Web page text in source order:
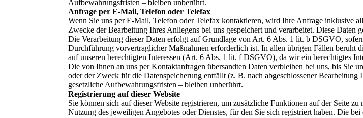
Aufbewahrungsfristen – bleiben unberührt.
Anfrage per E-Mail, Telefon oder Telefax
Wenn Sie uns per E-Mail, Telefon oder Telefax kontaktieren, wird Ihre Anfrage inklusive
Zwecke der Bearbeitung Ihres Anliegens bei uns gespeichert und verarbeitet. Diese
Die Verarbeitung dieser Daten erfolgt auf Grundlage von Art. 6 Abs. 1 lit. b DSGVO,
Durchführung vorvertraglicher Maßnahmen erforderlich ist. In allen übrigen Fällen
auf unseren berechtigten Interessen (Art. 6 Abs. 1 lit. f DSGVO), da wir ein berechtigtes
Die von Ihnen an uns per Kontaktanfragen übersandten Daten verbleiben bei uns, bis
oder der Zweck für die Datenspeicherung entfällt (z. B. nach abgeschlossener
gesetzliche Aufbewahrungsfristen – bleiben unberührt.
Registrierung auf dieser Website
Sie können sich auf dieser Website registrieren, um zusätzliche Funktionen auf der Seite
Nutzung des jeweiligen Angebotes oder Dienstes, für den Sie sich registriert haben. Die